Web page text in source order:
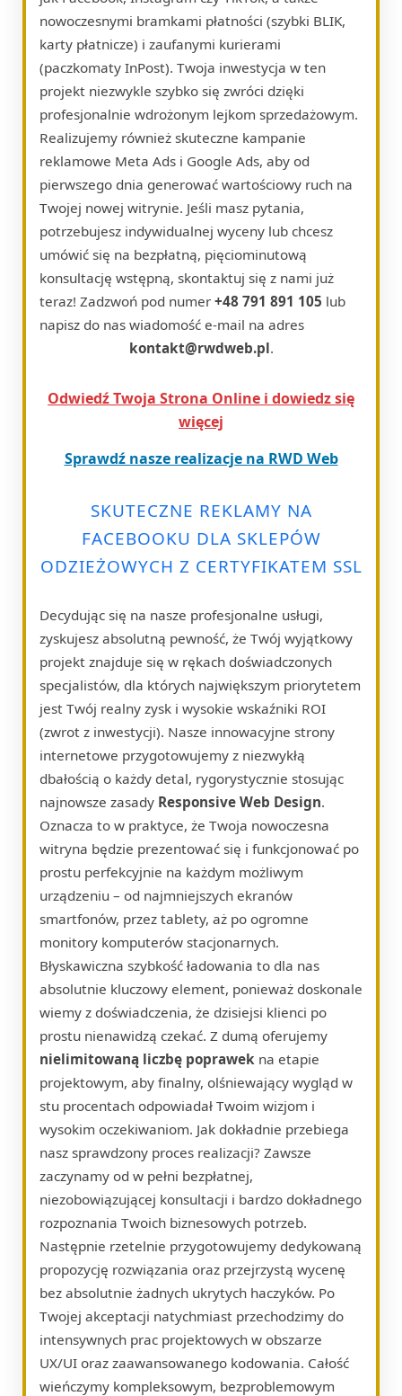
nowoczesnymi bramkami płatności (szybki BLIK,
karty płatnicze) i zaufanymi kurierami
(paczkomaty InPost). Twoja inwestycja w ten
projekt niezwykle szybko się zwróci dzięki
profesjonalnie wdrożonym lejkom sprzedażowym.
Realizujemy również skuteczne kampanie
reklamowe Meta Ads i Google Ads, aby od
pierwszego dnia generować wartościowy ruch na
Twojej nowej witrynie. Jeśli masz pytania,
potrzebujesz indywidualnej wyceny lub chcesz
umówić się na bezpłatną, pięciominutową
konsultację wstępną, skontaktuj się z nami już
teraz! Zadzwoń pod numer +48 791 891 105 lub
napisz do nas wiadomość e-mail na adres
kontakt@rwdweb.pl.
Odwiedź Twoja Strona Online i dowiedz się
więcej
Sprawdź nasze realizacje na RWD Web
SKUTECZNE REKLAMY NA
FACEBOOKU DLA SKLEPÓW
ODZIEŻOWYCH Z CERTYFIKATEM SSL
Decydując się na nasze profesjonalne usługi,
zyskujesz absolutną pewność, że Twój wyjątkowy
projekt znajduje się w rękach doświadczonych
specjalistów, dla których największym priorytetem
jest Twój realny zysk i wysokie wskaźniki ROI
(zwrot z inwestycji). Nasze innowacyjne strony
internetowe przygotowujemy z niezwykłą
dbałością o każdy detal, rygorystycznie stosując
najnowsze zasady Responsive Web Design.
Oznacza to w praktyce, że Twoja nowoczesna
witryna będzie prezentować się i funkcjonować po
prostu perfekcyjnie na każdym możliwym
urządzeniu – od najmniejszych ekranów
smartfonów, przez tablety, aż po ogromne
monitory komputerów stacjonarnych.
Błyskawiczna szybkość ładowania to dla nas
absolutnie kluczowy element, ponieważ doskonale
wiemy z doświadczenia, że dzisiejsi klienci po
prostu nienawidzą czekać. Z dumą oferujemy
nielimitowaną liczbę poprawek na etapie
projektowym, aby finalny, olśniewający wygląd w
stu procentach odpowiadał Twoim wizjom i
wysokim oczekiwaniom. Jak dokładnie przebiega
nasz sprawdzony proces realizacji? Zawsze
zaczynamy od w pełni bezpłatnej,
niezobowiązującej konsultacji i bardzo dokładnego
rozpoznania Twoich biznesowych potrzeb.
Następnie rzetelnie przygotowujemy dedykowaną
propozycję rozwiązania oraz przejrzystą wycenę
bez absolutnie żadnych ukrytych haczyków. Po
Twojej akceptacji natychmiast przechodzimy do
intensywnych prac projektowych w obszarze
UX/UI oraz zaawansowanego kodowania. Całość
wieńczymy kompleksowym, bezproblemowym